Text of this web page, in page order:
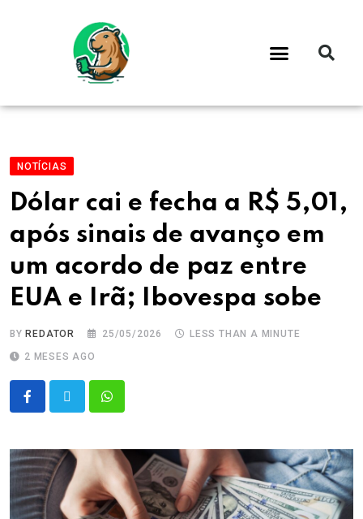
NOTÍCIAS
Dólar cai e fecha a R$ 5,01,
após sinais de avanço em
um acordo de paz entre
EUA e Irã; Ibovespa sobe
BY REDATOR 25/05/2026
LESS THAN A MINUTE
2 MESES AGO